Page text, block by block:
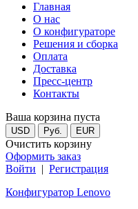
Главная
О нас
О конфигураторе
Решения и сборка
Оплата
Доставка
Пресс-центр
Контакты
Ваша корзина пуста
USD Руб. EUR
Очистить корзину
Оформить заказ
Войти | Регистрация
Конфигуратор Lenovo